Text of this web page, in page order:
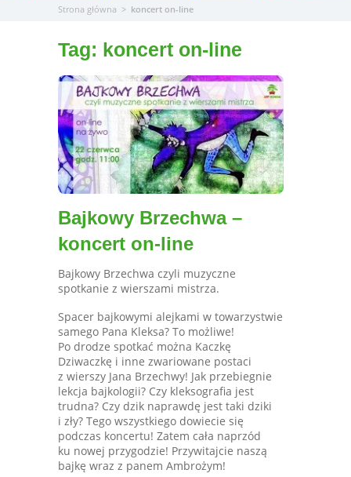
Strona główna > koncert on-line
Tag: koncert on-line
Bajkowy Brzechwa –
koncert on-line
Bajkowy Brzechwa czyli muzyczne
spotkanie z wierszami mistrza.
Spacer bajkowymi alejkami w towarzystwie
samego Pana Kleksa? To możliwe!
Po drodze spotkać można Kaczkę
Dziwaczkę i inne zwariowane postaci
z wierszy Jana Brzechwy! Jak przebiegnie
lekcja bajkologii? Czy kleksografia jest
trudna? Czy dzik naprawdę jest taki dziki
i zły? Tego wszystkiego dowiecie się
podczas koncertu! Zatem cała naprzód
ku nowej przygodzie! Przywitajcie naszą
bajkę wraz z panem Ambrożym!